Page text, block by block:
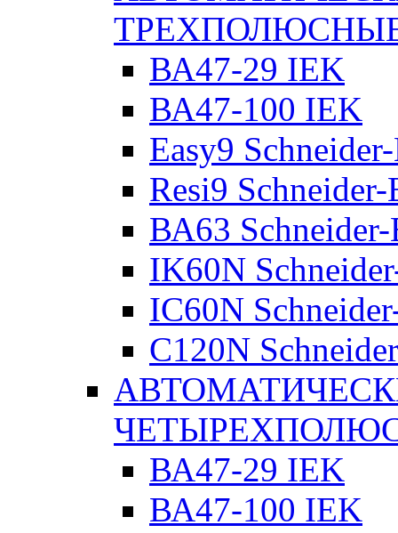
ВА47-29 IEK
ВА47-100 IEK
Easy9
Resi9
ВА63
IK60N
IC60N
C120N
ВА47-29 IEK
ВА47-100 IEK